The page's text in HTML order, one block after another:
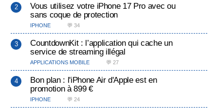
Vous utilisez votre iPhone 17 Pro avec ou
sans coque de protection
IPHONE 💬 34
CountdownKit : l’application qui cache un
service de streaming illégal
APPLICATIONS MOBILE 💬 27
Bon plan : l'iPhone Air d'Apple est en
promotion à 899 €
IPHONE 💬 24